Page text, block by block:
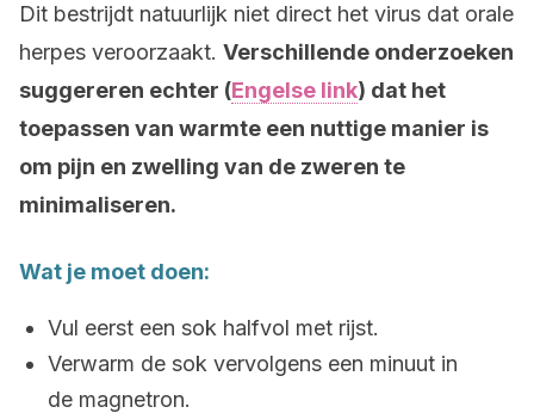
Dit bestrijdt natuurlijk niet direct het virus dat orale
herpes veroorzaakt. Verschillende onderzoeken
suggereren echter (Engelse link) dat het
toepassen van warmte een nuttige manier is
om pijn en zwelling van de zweren te
minimaliseren.
Wat je moet doen:
Vul eerst een sok halfvol met rijst.
Verwarm de sok vervolgens een minuut in
de magnetron.